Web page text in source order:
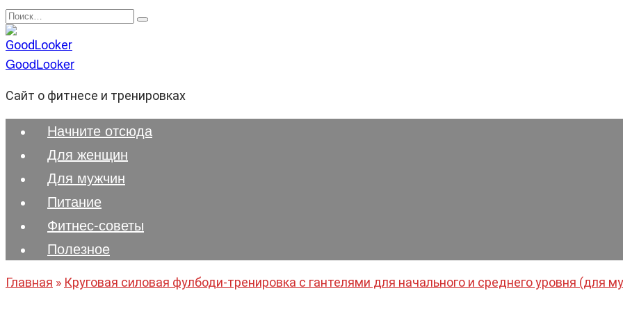
Перейти
к
содержанию
Search
for:
GoodLooker
Сайт о фитнесе и тренировках
Начните отсюда
Для женщин
Для мужчин
Питание
Фитнес-советы
Полезноe
Главная » Круговая силовая фулбоди-тренировка с гантелями для начального и среднего уровня (для